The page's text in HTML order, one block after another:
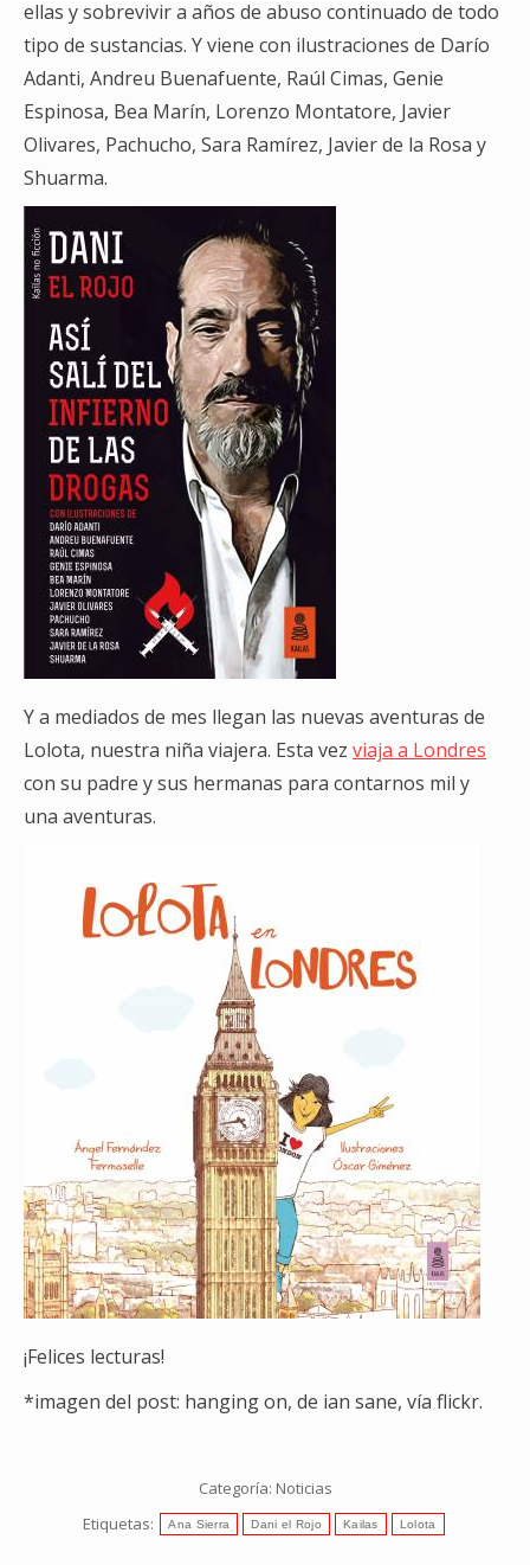
ellas y sobrevivir a años de abuso continuado de todo
tipo de sustancias. Y viene con ilustraciones de Darío
Adanti, Andreu Buenafuente, Raúl Cimas, Genie
Espinosa, Bea Marín, Lorenzo Montatore, Javier
Olivares, Pachucho, Sara Ramírez, Javier de la Rosa y
Shuarma.
Y a mediados de mes llegan las nuevas aventuras de
Lolota, nuestra niña viajera. Esta vez viaja a Londres
con su padre y sus hermanas para contarnos mil y
una aventuras.
¡Felices lecturas!
*imagen del post: hanging on, de ian sane, vía flickr.
Categoría: Noticias
Etiquetas:
Ana Sierra Dani el Rojo Kailas Lolota